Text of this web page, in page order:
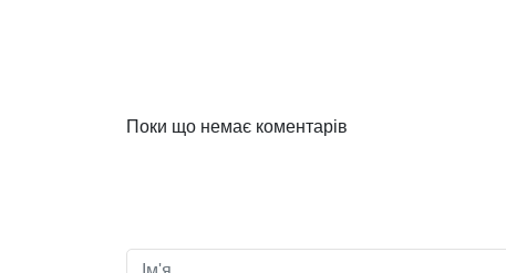
Поки що немає коментарів